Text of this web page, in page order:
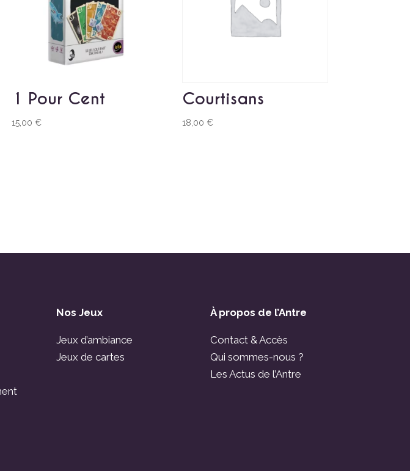
1 Pour Cent
15,00€
Courtisans
18,00€
Nos Jeux
Jeux d’ambiance
Jeux de cartes
À propos de l’Antre
Contact & Accès
Qui sommes-nous ?
Les Actus de l’Antre